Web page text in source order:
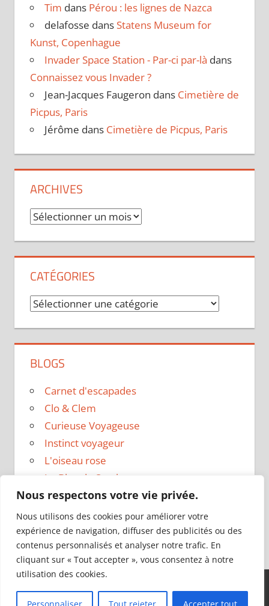
Nous respectons votre vie privée.
Nous utilisons des cookies pour améliorer votre
expérience de navigation, diffuser des publicités ou des
contenus personnalisés et analyser notre trafic. En
cliquant sur « Tout accepter », vous consentez à notre
utilisation des cookies.
Tim dans Pérou : les lignes de Nazca
delafosse dans Statens Museum for
Kunst, Copenhague
Invader Space Station - Par-ci par-là dans
Connaissez vous Invader ?
Jean-Jacques Faugeron dans Cimetière de
Picpus, Paris
Jérôme dans Cimetière de Picpus, Paris
ARCHIVES
Archives
CATÉGORIES
Catégories
BLOGS
Carnet d'escapades
Clo & Clem
Curieuse Voyageuse
Instinct voyageur
L'oiseau rose
Le Blog de Sarah
Le sac a dos
Madame Oreille
Voyages et Vagabondages
Thème WordPress : Tortuga par ThemeZee.